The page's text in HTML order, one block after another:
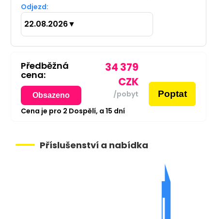
Odjezd:
22.08.2026▼
Předběžná
cena:
Obsazeno
34 379
CZK
/pobyt Poptat
Cena je pro 2 Dospělí, a 15 dní
Příslušenství a nabídka